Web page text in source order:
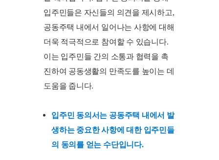
입주민들은 자신들의 의견을 제시하고,
공동주택 내에서 일어나는 사항에 대해
더욱 적극적으로 참여할 수 있습니다.
이는 입주민들 간의 소통과 협력을 촉
진하여 공동생활의 만족도를 높이는 데
도움을 줍니다.
입주민 동의서는 공동주택 내에서 발
생하는 중요한 사항에 대한 입주민들
의 동의를 얻는 수단입니다.